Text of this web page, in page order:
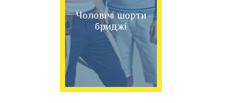
Чоловічі шорти
бриджі